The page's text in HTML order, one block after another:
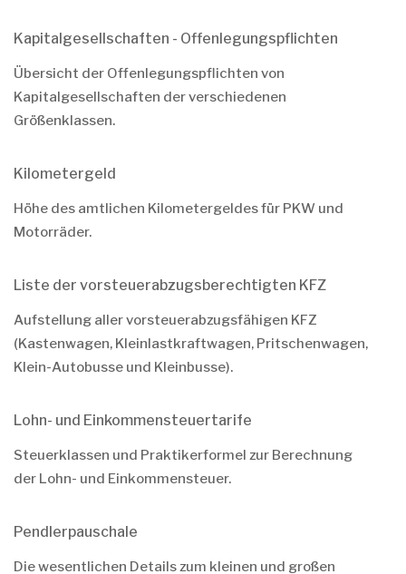
Kapitalgesellschaften - Offenlegungspflichten
Übersicht der Offenlegungspflichten von
Kapitalgesellschaften der verschiedenen
Größenklassen.
Kilometergeld
Höhe des amtlichen Kilometergeldes für PKW und
Motorräder.
Liste der vorsteuerabzugsberechtigten KFZ
Aufstellung aller vorsteuerabzugsfähigen KFZ
(Kastenwagen, Kleinlastkraftwagen, Pritschenwagen,
Klein-Autobusse und Kleinbusse).
Lohn- und Einkommensteuertarife
Steuerklassen und Praktikerformel zur Berechnung
der Lohn- und Einkommensteuer.
Pendlerpauschale
Die wesentlichen Details zum kleinen und großen